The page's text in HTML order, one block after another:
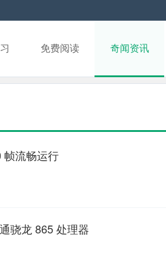
免费阅读 奇闻资讯
帧流畅运行
骁龙 865 处理器